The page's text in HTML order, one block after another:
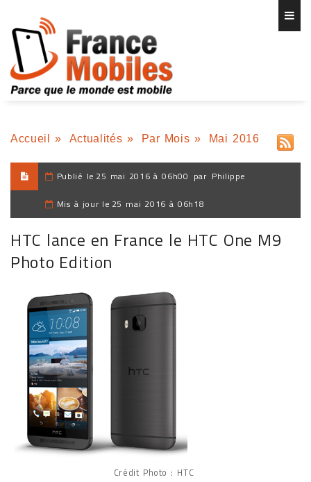
Accueil » Actualités » Par Mois » Mai 2016
Publié le 25 mai 2016 à 06h00 par Philippe
Mis à jour le 25 mai 2016 à 06h18
HTC lance en France le HTC One M9
Photo Edition
Crédit Photo : HTC